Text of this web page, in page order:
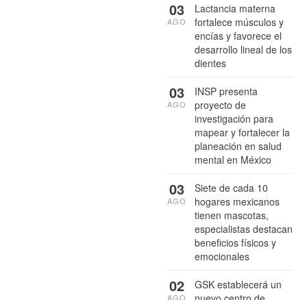
Lactancia materna
fortalece músculos y
encías y favorece el
desarrollo lineal de los
dientes
03
AGO
INSP presenta
proyecto de
investigación para
mapear y fortalecer la
planeación en salud
mental en México
03
AGO
Siete de cada 10
hogares mexicanos
tienen mascotas,
especialistas destacan
beneficios físicos y
emocionales
03
AGO
GSK establecerá un
02
AGO